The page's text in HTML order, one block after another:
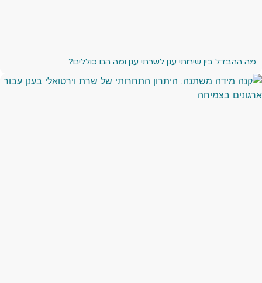
מה ההבדל בין שירותי ענן לשרתי ענן ומה הם כוללים?